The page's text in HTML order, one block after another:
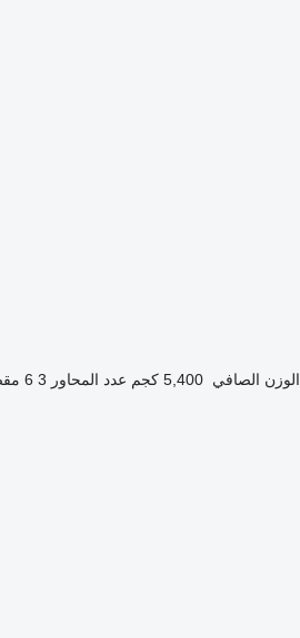
الوزن الصافي 5,400 كجم عدد المحاور 3 6 مقصورة